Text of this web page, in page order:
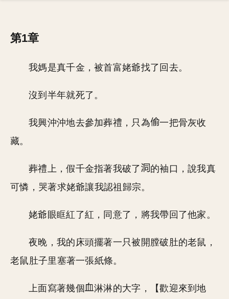
第1章
我媽是真千金，被首富姥爺找了回去。
沒到半年就死了。
我興沖沖地去參加葬禮，只為
一把骨灰收
藏。
葬禮上，假千金指著我破了
的袖口，說我真
可憐，哭著求姥爺讓我認祖歸宗。
姥爺眼眶紅了紅，同意了，將我帶回了他家。
夜晚，我的床頭擺著一只被開膛破肚的老鼠，
老鼠肚子里塞著一張紙條。
上面寫著幾個
淋淋的大字，【歡迎來到地